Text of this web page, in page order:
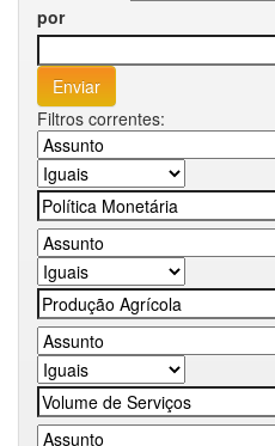
por
Filtros correntes: